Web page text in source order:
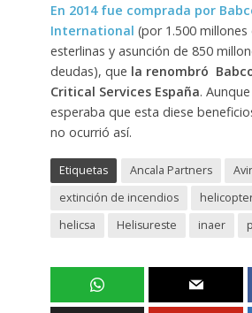
En 2014 fue comprada por
International (por 1.500 millones
esterlinas y asunción de 850
deudas), que la renombró
Critical Services España.
esperaba que esta diese
no ocurrió así.
Etiquetas Ancala Partners
extinción de incendios
helicsa
Helisureste inaer